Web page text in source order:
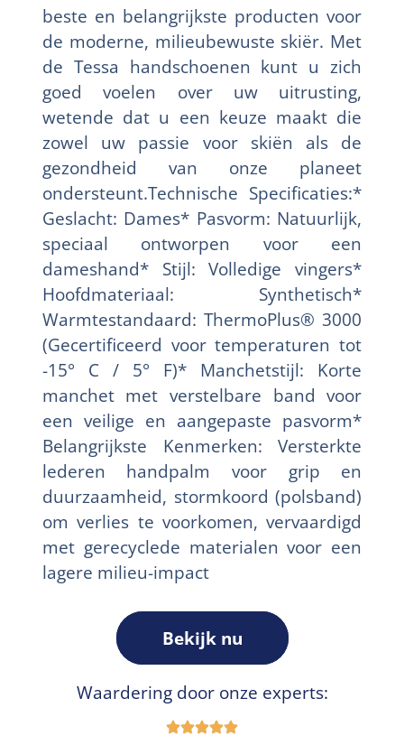
beste en belangrijkste producten voor
de moderne, milieubewuste skiër. Met
de Tessa handschoenen kunt u zich
goed voelen over uw uitrusting,
wetende dat u een keuze maakt die
zowel uw passie voor skiën als de
gezondheid van onze planeet
ondersteunt.Technische Specificaties:*
Geslacht: Dames* Pasvorm: Natuurlijk,
speciaal ontworpen voor een
dameshand* Stijl: Volledige vingers*
Hoofdmateriaal: Synthetisch*
Warmtestandaard: ThermoPlus® 3000
(Gecertificeerd voor temperaturen tot
-15° C / 5° F)* Manchetstijl: Korte
manchet met verstelbare band voor
een veilige en aangepaste pasvorm*
Belangrijkste Kenmerken: Versterkte
lederen handpalm voor grip en
duurzaamheid, stormkoord (polsband)
om verlies te voorkomen, vervaardigd
met gerecyclede materialen voor een
lagere milieu-impact
Bekijk nu
Waardering door onze experts: